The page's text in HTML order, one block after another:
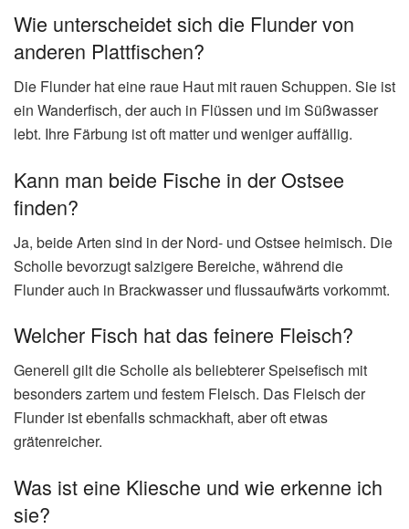
Wie unterscheidet sich die Flunder von
anderen Plattfischen?
Die Flunder hat eine raue Haut mit rauen Schuppen. Sie ist
ein Wanderfisch, der auch in Flüssen und im Süßwasser
lebt. Ihre Färbung ist oft matter und weniger auffällig.
Kann man beide Fische in der Ostsee
finden?
Ja, beide Arten sind in der Nord- und Ostsee heimisch. Die
Scholle bevorzugt salzigere Bereiche, während die
Flunder auch in Brackwasser und flussaufwärts vorkommt.
Welcher Fisch hat das feinere Fleisch?
Generell gilt die Scholle als beliebterer Speisefisch mit
besonders zartem und festem Fleisch. Das Fleisch der
Flunder ist ebenfalls schmackhaft, aber oft etwas
grätenreicher.
Was ist eine Kliesche und wie erkenne ich
sie?